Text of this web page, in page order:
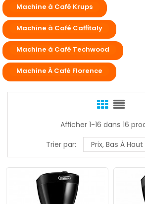
Machine à Café Krups
Machine à Café Caffitaly
Machine à Café Techwood
Machine À Café Florence
Afficher 1-16 dans 16
Trier par:
Prix, Bas À Haut